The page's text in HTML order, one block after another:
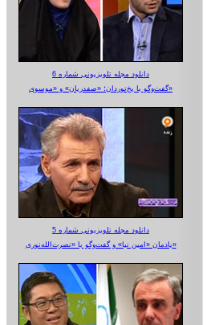
دانلود مجله تلویزیونی شماره 6
گفت‌وگو با یخ‌نوردان؛ «صفدریان» و «موسوی»
دانلود مجله تلویزیونی شماره 5
یادمان «امین نیا» و گفت‌وگو با «نصرت‌الله‌نوری»